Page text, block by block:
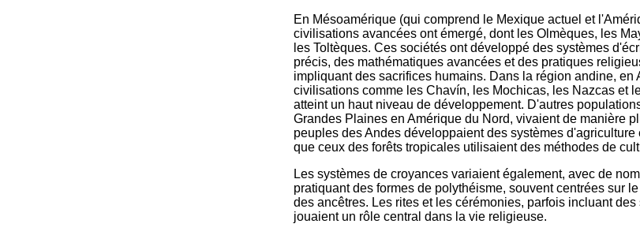
En Mésoamérique (qui comprend le Mexique actuel et
civilisations avancées ont émergé, dont les Olmèques, les
les Toltèques. Ces sociétés ont développé des systèmes
précis, des mathématiques avancées et des pratiques
impliquant des sacrifices humains. Dans la région andine, en
civilisations comme les Chavín, les Mochicas, les Nazcas et
atteint un haut niveau de développement. D'autres
Grandes Plaines en Amérique du Nord, vivaient de manière
peuples des Andes développaient des systèmes d'agriculture
que ceux des forêts tropicales utilisaient des méthodes de
Les systèmes de croyances variaient également, avec de
pratiquant des formes de polythéisme, souvent centrées sur
des ancêtres. Les rites et les cérémonies, parfois incluant
jouaient un rôle central dans la vie religieuse.